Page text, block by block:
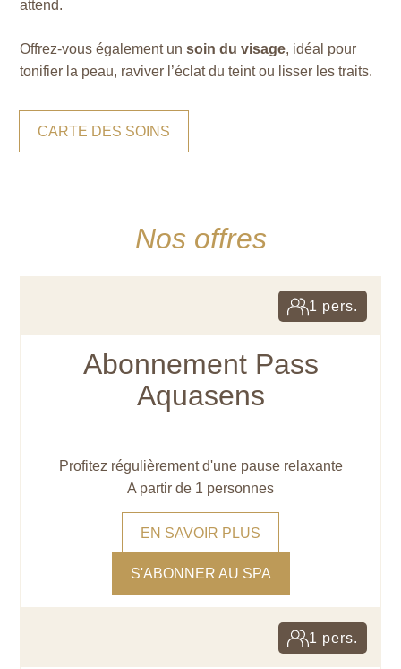
attend.
Offrez-vous également un soin du visage, idéal pour
tonifier la peau, raviver l’éclat du teint ou lisser les traits.
CARTE DES SOINS
Nos offres
1 pers.
Abonnement Pass
Aquasens
Profitez régulièrement d'une pause relaxante
A partir de 1 personnes
EN SAVOIR PLUS
S'ABONNER AU SPA
1 pers.